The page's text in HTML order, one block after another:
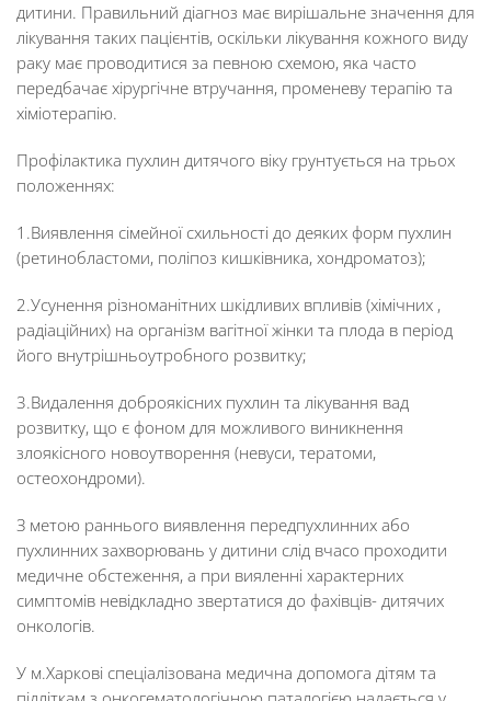
дитини. Правильний діагноз має вирішальне значення для
лікування таких пацієнтів, оскільки лікування кожного виду
раку має проводитися за певною схемою, яка часто
передбачає хірургічне втручання, променеву терапію та
хіміотерапію.
Профілактика пухлин дитячого віку грунтується на трьох
положеннях:
1.Виявлення сімейної схильності до деяких форм пухлин
(ретинобластоми, поліпоз кишківника, хондроматоз);
2.Усунення різноманітних шкідливих впливів (хімічних ,
радіаційних) на організм вагітної жінки та плода в період
його внутрішньоутробного розвитку;
3.Видалення доброякісних пухлин та лікування вад
розвитку, що є фоном для можливого виникнення
злоякісного новоутворення (невуси, тератоми,
остеохондроми).
З метою раннього виявлення передпухлинних або
пухлинних захворювань у дитини слід вчасо проходити
медичне обстеження, а при вияленні характерних
симптомів невідкладно звертатися до фахівців- дитячих
онкологів.
У м.Харкові спеціалізована медична допомога дітям та